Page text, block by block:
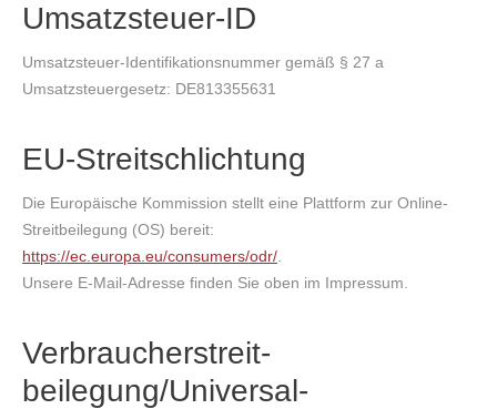
Umsatzsteuer-ID
Umsatzsteuer-Identifikationsnummer gemäß § 27 a
Umsatzsteuergesetz: DE813355631
EU-Streitschlichtung
Die Europäische Kommission stellt eine Plattform zur Online-
Streitbeilegung (OS) bereit:
https://ec.europa.eu/consumers/odr/
Unsere E-Mail-Adresse finden Sie oben im Impressum.
Verbraucher­streit­
beilegung/Universal­